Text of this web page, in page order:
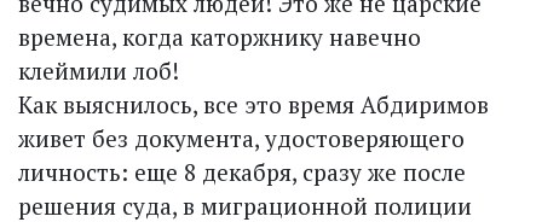
времена, когда каторжнику навечно
клеймили лоб!
Как выяснилось, все это время Абдиримов
живет без документа, удостоверяющего
личность: еще 8 декабря, сразу же после
решения суда, в миграционной полиции